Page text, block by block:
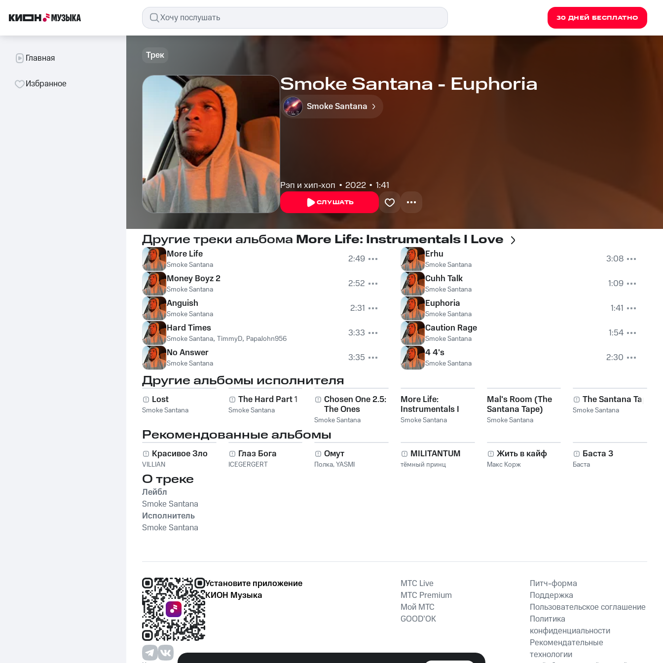
30 ДНЕЙ БЕСПЛАТНО
Главная
Избранное
Трек
Smoke Santana - Euphoria
Smoke Santana
Рэп и хип-хоп 2022 1:41
СЛУШАТЬ
Другие треки альбома More Life: Instrumentals I Love
More Life
Smoke Santana
2:49
Money Boyz 2
Smoke Santana
2:52
Anguish
Smoke Santana
2:31
Hard Times
Smoke Santana, TimmyD, PapaJohn956
3:33
No Answer
Smoke Santana 3:35
Erhu
Smoke Santana
3:08
Cuhh Talk
Smoke Santana
1:09
Euphoria
Smoke Santana
1:41
Caution Rage
Smoke Santana
1:54
4 4's
Smoke Santana 2:30
Другие альбомы исполнителя
Lost
Smoke Santana
The Hard Part 1
Smoke Santana
Chosen One 2.5:
The Ones
Smoke Santana
More Life:
Instrumentals I
Love
Smoke Santana
Mal's Room (The
Santana Tape)
Smoke Santana
The Santana Tape
Smoke Santana
Рекомендованные альбомы
Красивое Зло
VILLIAN
Глаз Бога
ICEGERGERT
Омут
Полка,YASMI
MILITANTUM
тёмный принц
Жить в кайф
Макс Корж
Баста 3
Баста
О треке
Лейбл
Smoke Santana
Исполнитель
Smoke Santana
Установите приложение
КИОН Музыка
MTС Live
MTС Premium
Мой МТС
GOOD’OK
Питч-форма
Поддержка
Пользовательское соглашение
Политика
конфиденциальности
Рекомендательные
технологии